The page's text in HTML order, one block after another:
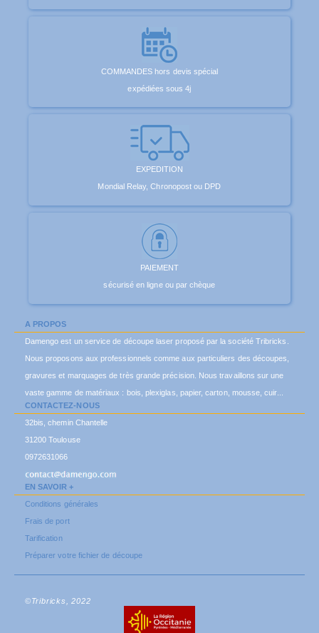
COMMANDES hors devis spécial
expédiées sous 4j
EXPEDITION
Mondial Relay, Chronopost ou DPD
PAIEMENT
sécurisé en ligne ou par chèque
A PROPOS
Damengo est un service de découpe laser proposé par la société Tribricks.
Nous proposons aux professionnels comme aux particuliers des découpes,
gravures et marquages de très grande précision. Nous travaillons sur une
vaste gamme de matériaux : bois, plexiglas, papier, carton, mousse, cuir...
CONTACTEZ-NOUS
32bis, chemin Chantelle
31200 Toulouse
0972631066
EN SAVOIR +
Conditions générales
Frais de port
Tarification
Préparer votre fichier de découpe
©Tribricks, 2022